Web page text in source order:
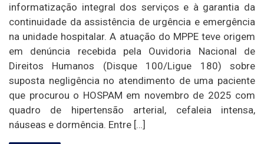
informatização integral dos serviços e à garantia da
continuidade da assistência de urgência e emergência
na unidade hospitalar. A atuação do MPPE teve origem
em denúncia recebida pela Ouvidoria Nacional de
Direitos Humanos (Disque 100/Ligue 180) sobre
suposta negligência no atendimento de uma paciente
que procurou o HOSPAM em novembro de 2025 com
quadro de hipertensão arterial, cefaleia intensa,
náuseas e dormência. Entre […]